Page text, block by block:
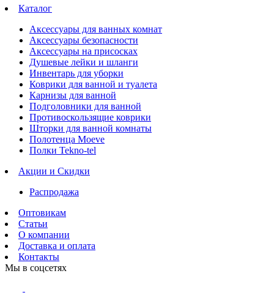
Каталог
Аксессуары для ванных комнат
Аксессуары безопасности
Аксессуары на присосках
Душевые лейки и шланги
Инвентарь для уборки
Коврики для ванной и туалета
Карнизы для ванной
Подголовники для ванной
Противоскользящие коврики
Шторки для ванной комнаты
Полотенца Moeve
Полки Tekno-tel
Акции и Скидки
Распродажа
Оптовикам
Статьи
О компании
Доставка и оплата
Контакты
Мы в соцсетях